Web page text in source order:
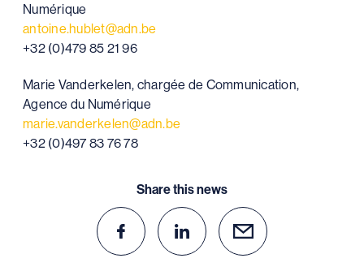
Numérique
antoine.hublet@adn.be
+32 (0)479 85 21 96
Marie Vanderkelen, chargée de Communication,
Agence du Numérique
marie.vanderkelen@adn.be
+32 (0)497 83 76 78
Share this news